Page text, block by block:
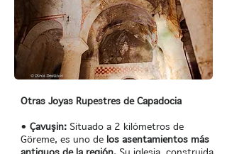
Otras Joyas Rupestres de Capadocia
• Çavuşin: Situado a 2 kilómetros de
Göreme, es uno de los asentamientos más